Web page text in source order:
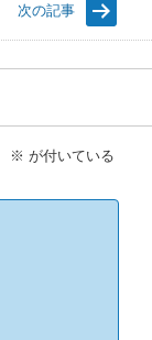
次の記事
※ が付いている